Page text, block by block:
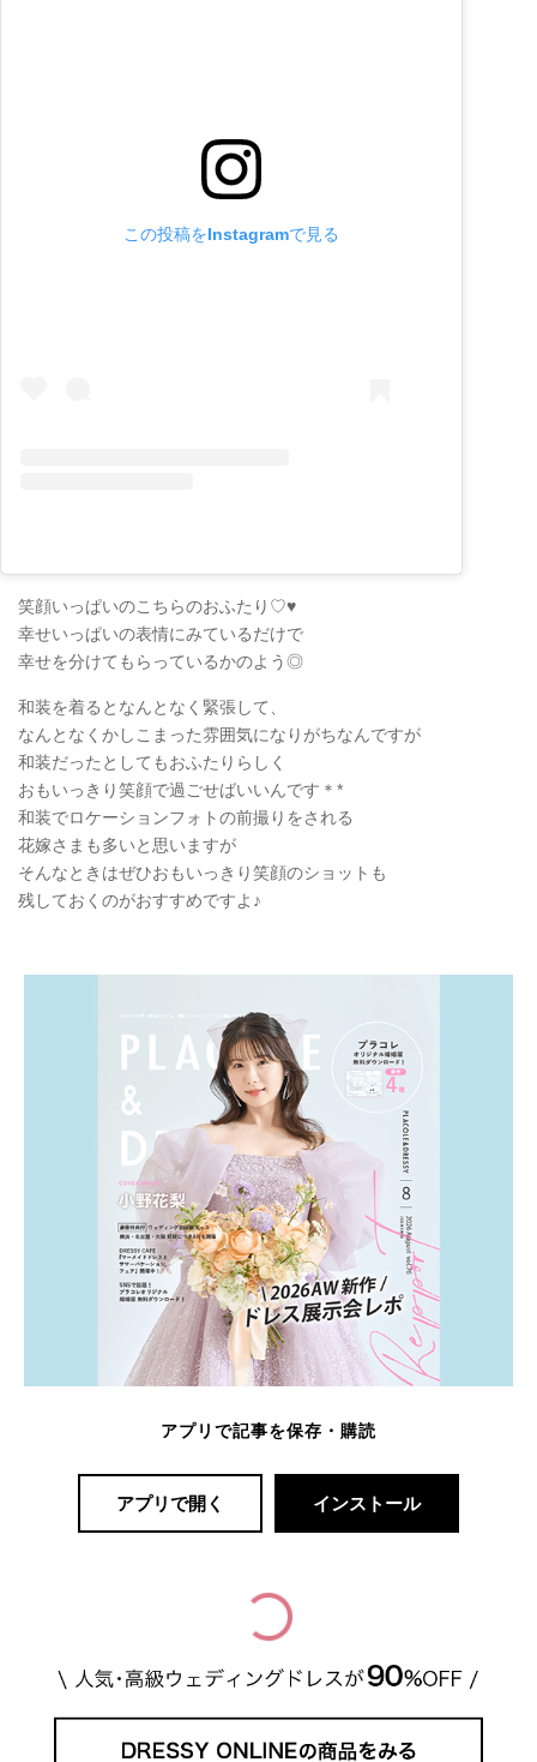
この投稿をInstagramで見る
笑顔いっぱいのこちらのおふたり♡♥
幸せいっぱいの表情にみているだけで
幸せを分けてもらっているかのよう◎
和装を着るとなんとなく緊張して、
なんとなくかしこまった雰囲気になりがちなんですが
和装だったとしてもおふたりらしく
おもいっきり笑顔で過ごせばいいんです＊*
和装でロケーションフォトの前撮りをされる
花嫁さまも多いと思いますが
そんなときはぜひおもいっきり笑顔のショットも
残しておくのがおすすめですよ♪
アプリで記事を保存・購読
アプリで開く インストール